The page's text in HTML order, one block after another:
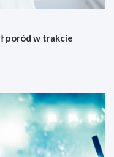
poród w trakcie